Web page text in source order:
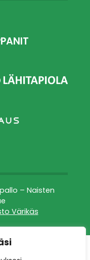
– Naisten
Värikäs